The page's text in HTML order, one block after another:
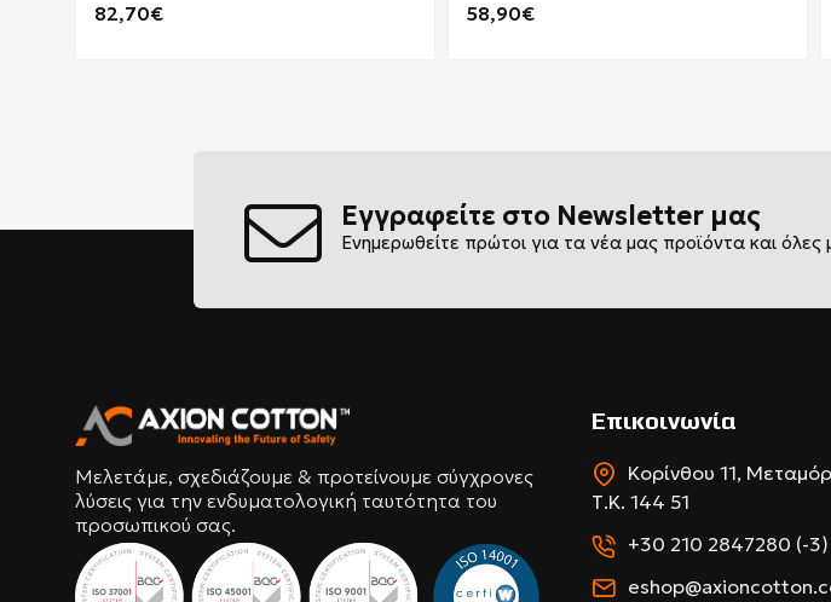
82,70€ 58,90€
Εγγραφείτε στο Newsletter μας
Ενημερωθείτε πρώτοι για τα νέα μας προϊόντα και
Μελετάμε, σχεδιάζουμε & προτείνουμε σύγχρονες
λύσεις για την ενδυματολογική ταυτότητα του
προσωπικού σας.
Επικοινωνία
Κορίνθου 11,
Τ.Κ. 144 51
+30 210 2847280 (-3)